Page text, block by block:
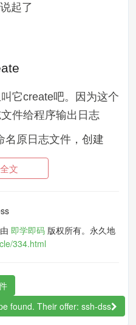
起了
它create吧。因为这个
件给程序输出日志
名原日志文件，创建
骤如下：
出日志的程序。因为
，所以并不影响程
名和原来日志文件
号不一样，所以程
日志文件输出。
文
即学即码 版权所有。永久地
334.html
found. Their offer: ssh-dss